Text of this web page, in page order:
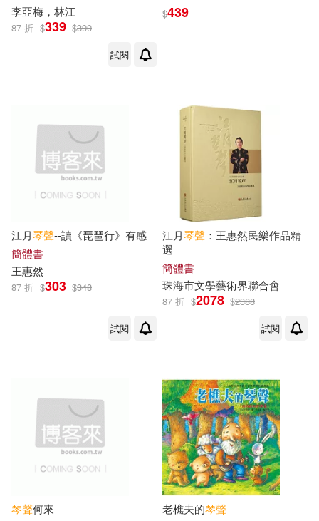
李亞梅，林江
87 折 $339 $390
試閱
$439
江月琴聲--讀《琵琶行》有感
簡體書
王惠然
87 折 $303 $348
試閱
江月琴聲 ：王惠然民樂作品精
選
簡體書
珠海市文學藝術界聯合會
87 折 $2078 $2388
試閱
琴聲何來
老樵夫的琴聲